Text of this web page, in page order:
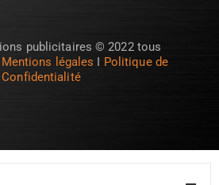
publicitaires © 2022 tous
Mentions légales I Politique de
Confidentialité